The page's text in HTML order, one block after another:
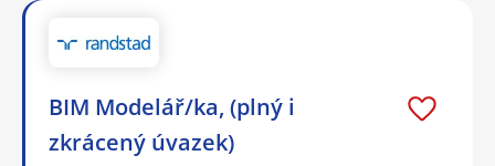
BIM Modelář/ka, (plný i
zkrácený úvazek)